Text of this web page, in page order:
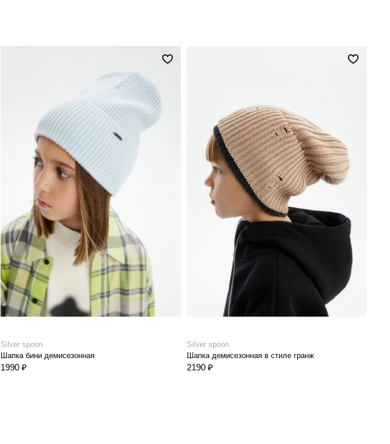
Silver spoon
Шапка бини демисезонная
1990 ₽
Silver spoon
Шапка демисезонная в стиле гранж
2190 ₽